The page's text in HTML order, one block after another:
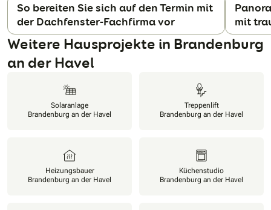
So bereiten Sie sich auf den Termin mit
der Dachfenster‑Fachfirma vor
mit
Weitere Hausprojekte in Brandenburg
an der Havel
Solaranlage
Brandenburg an der Havel
Treppenlift
Brandenburg an der Havel
Heizungsbauer
Brandenburg an der Havel
Küchenstudio
Brandenburg an der Havel